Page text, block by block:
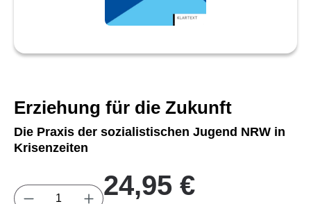
Erziehung für die Zukunft
Die Praxis der sozialistischen Jugend NRW in
Krisenzeiten
Produkt Anzahl: Gib den gewünschten
24,95 €